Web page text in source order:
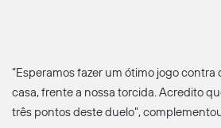
“Esperamos fazer um ótimo jogo contra
casa, frente a nossa torcida. Acredito
três pontos deste duelo”,